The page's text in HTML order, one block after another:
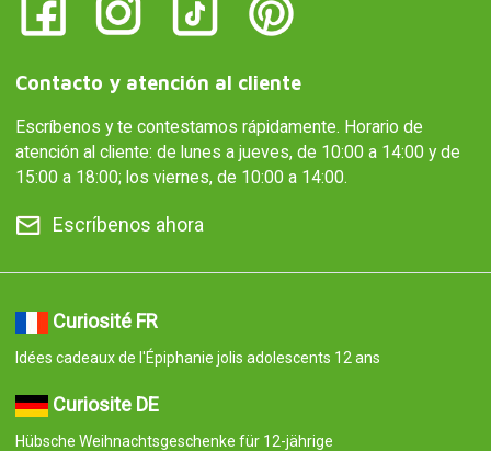
Contacto y atención al cliente
Escríbenos y te contestamos rápidamente. Horario de
atención al cliente: de lunes a jueves, de 10:00 a 14:00 y de
15:00 a 18:00; los viernes, de 10:00 a 14:00.
Escríbenos ahora
Curiosité FR
Idées cadeaux de l'Épiphanie jolis adolescents 12 ans
Curiosite DE
Hübsche Weihnachtsgeschenke für 12-jährige